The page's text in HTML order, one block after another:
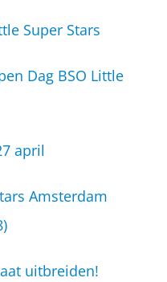
Super Stars
Dag BSO Little
april
Amsterdam
uitbreiden!